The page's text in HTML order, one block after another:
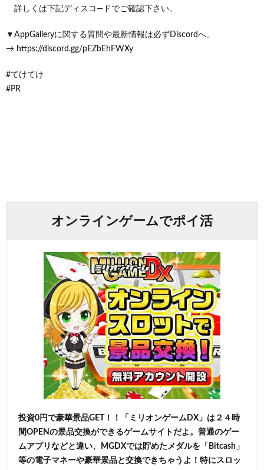
詳しくは下記ディスコ―ドでご確認下さい。
▼AppGalleryに関する質問や最新情報は必ずDiscordへ。
→ https://discord.gg/pEZbEhFWXy
#てけてけ
#PR
オンラインゲームでポイ活
投資0円で豪華景品GET！！「ミリオンゲームDX」は２４時
間OPENの景品交換ができるゲームサイトだよ。普通のゲー
ムアプリなどと違い、MGDXでは貯めたメダルを「Bitcash」
等の電子マネーや豪華景品と交換できちゃうよ！特にスロッ